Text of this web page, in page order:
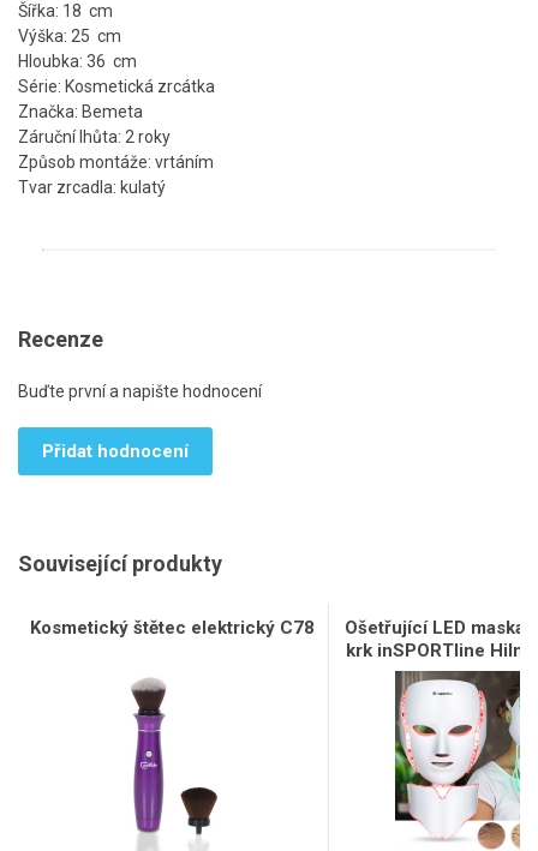
Šířka: 18 cm
Výška: 25 cm
Hloubka: 36 cm
Série: Kosmetická zrcátka
Značka: Bemeta
Záruční lhůta: 2 roky
Způsob montáže: vrtáním
Tvar zrcadla: kulatý
Recenze
Buďte první a napište hodnocení
Přidat hodnocení
Související produkty
Kosmetický štětec elektrický C78
Ošetřující LED maska
krk inSPORTline